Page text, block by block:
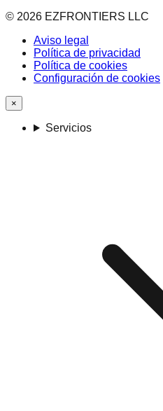
© 2026 EZFRONTIERS LLC
Aviso legal
Política de privacidad
Política de cookies
Configuración de cookies
×
Servicios